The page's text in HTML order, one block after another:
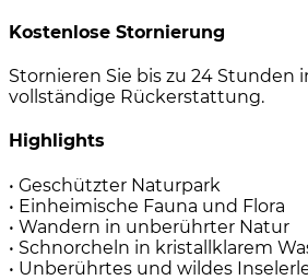
Kostenlose Stornierung
Stornieren Sie bis zu 24 Stunden
vollständige Rückerstattung.
Highlights
• Geschützter Naturpark
• Einheimische Fauna und Flora
• Wandern in unberührter Natur
• Schnorcheln in kristallklarem
• Unberührtes und wildes